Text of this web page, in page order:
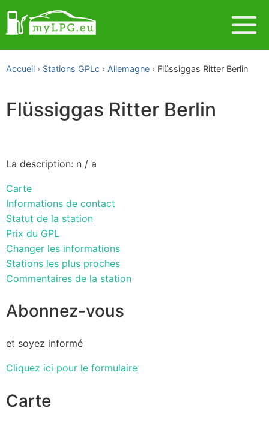
Accueil Stations GPLc Allemagne Flüssiggas Ritter Berlin
Flüssiggas Ritter Berlin
La description: n / a
Carte
Informations de contact
Statut de la station
Prix du GPL
Changer les informations
Stations les plus proches
Commentaires de la station
Abonnez-vous
et soyez informé
Cliquez ici pour le formulaire
Carte